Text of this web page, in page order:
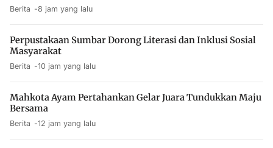
Berita 8 jam yang lalu
Perpustakaan Sumbar Dorong Literasi dan Inklusi Sosial
Masyarakat
Berita 10 jam yang lalu
Mahkota Ayam Pertahankan Gelar Juara Tundukkan Maju
Bersama
Berita 12 jam yang lalu